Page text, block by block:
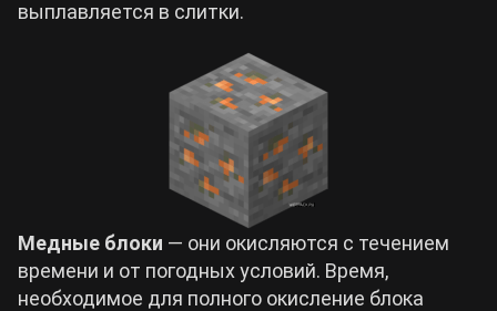
выплавляется в слитки.
Медные блоки — они окисляются с течением
времени и от погодных условий. Время,
необходимое для полного окисление блока